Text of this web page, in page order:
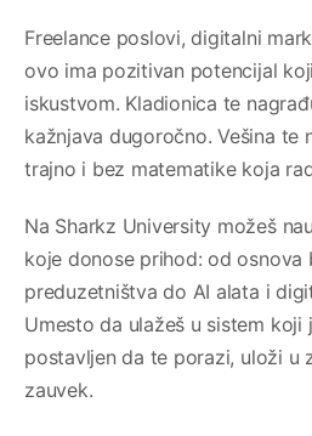
Freelance poslovi, digitalni
ovo ima pozitivan potencijal
iskustvom. Kladionica te
kažnjava dugoročno. Vešina te
trajno i bez matematike koja
Na Sharkz University možeš
koje donose prihod: od osnova
preduzetništva do AI alata i
Umesto da ulažeš u sistem koji
postavljen da te porazi, uloži u
zauvek.